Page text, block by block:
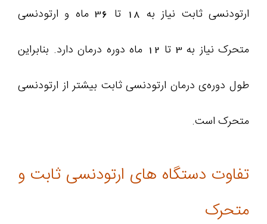
ارتودنسی ثابت نیاز به 18 تا 36 ماه و ارتودنسی
متحرک نیاز به 3 تا 12 ماه دوره درمان دارد. بنابراین
طول دوره‌ی درمان ارتودنسی ثابت بیشتر از ارتودنسی
متحرک است.
تفاوت دستگاه های ارتودنسی ثابت و
متحرک